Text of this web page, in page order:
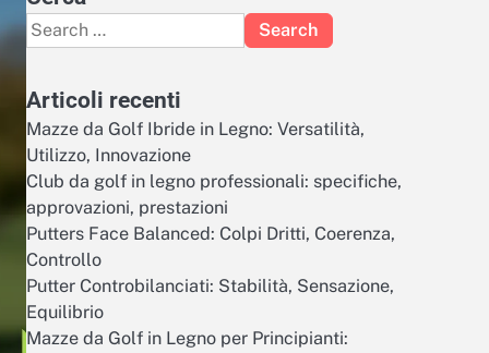
Search
for:
Articoli recenti
Mazze da Golf Ibride in Legno: Versatilità,
Utilizzo, Innovazione
Club da golf in legno professionali: specifiche,
approvazioni, prestazioni
Putters Face Balanced: Colpi Dritti, Coerenza,
Controllo
Putter Controbilanciati: Stabilità, Sensazione,
Equilibrio
Mazze da Golf in Legno per Principianti: